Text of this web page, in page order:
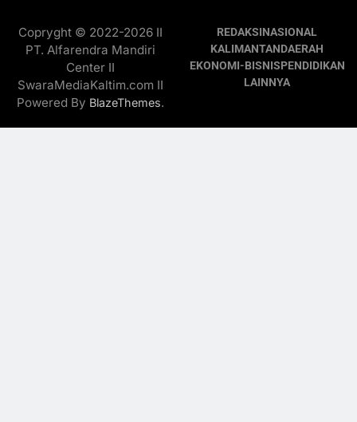
Copryght © 2022-2026 II
PT. Alfarendra Mandiri
Center II
SwaraMediaKaltim.com II
Powered By BlazeThemes.
REDAKSINASIONAL
KALIMANTANDAERAH
EKONOMI-BISNISPENDIDIKAN
LAINNYA